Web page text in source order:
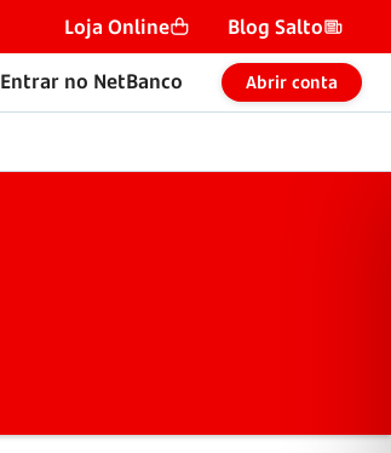
Loja Online Blog Salto
Entrar no NetBanco Abrir conta